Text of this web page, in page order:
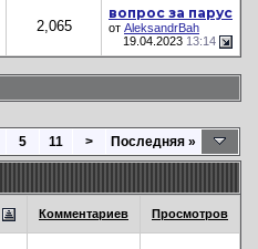
2,065
вопрос за парус
от AleksandrBah
19.04.2023 13:14
5 11 > Последняя »
Комментариев Просмотров